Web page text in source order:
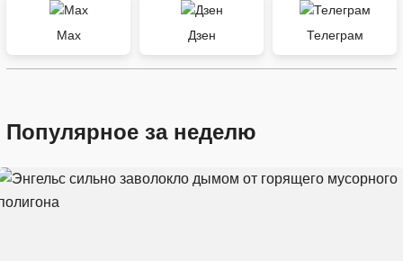
Max Дзен Телеграм
Популярное за неделю